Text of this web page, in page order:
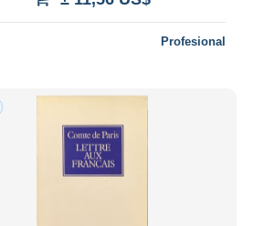
Profesional